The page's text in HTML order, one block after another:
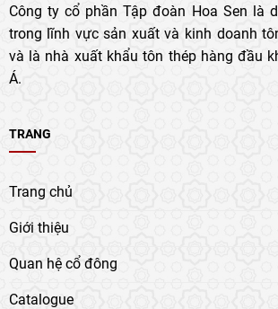
Công ty cổ phần Tập đoàn Hoa Sen là
trong lĩnh vực sản xuất và kinh doanh
và là nhà xuất khẩu tôn thép hàng đầu
Á.
TRANG
Trang chủ
Giới thiệu
Quan hệ cổ đông
Catalogue